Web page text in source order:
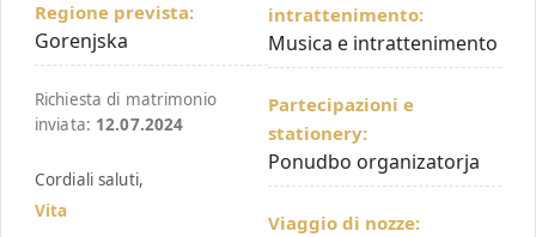
Regione prevista:
Gorenjska
Richiesta di matrimonio
inviata: 12.07.2024
Cordiali saluti,
Vita
intrattenimento:
Musica e intrattenimento
Partecipazioni e
stationery:
Ponudbo organizatorja
Viaggio di nozze: